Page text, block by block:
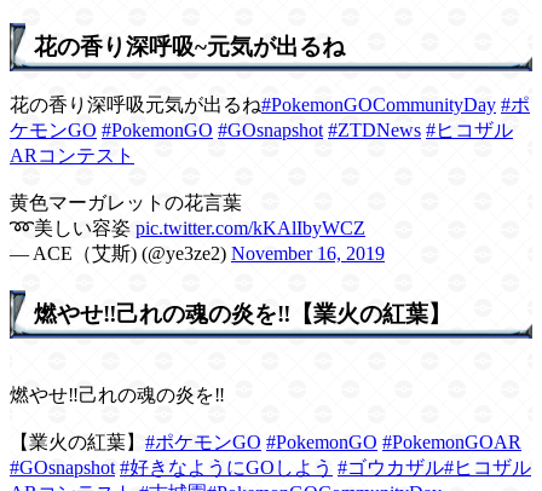
花の香り深呼吸~元気が出るね
花の香り深呼吸元気が出るね#PokemonGOCommunityDay #ポ
ケモンGO #PokemonGO #GOsnapshot #ZTDNews #ヒコザル
ARコンテスト
黄色マーガレットの花言葉
➿美しい容姿 pic.twitter.com/kKAlIbyWCZ
— ACE（艾斯) (@ye3ze2) November 16, 2019
燃やせ‼️己れの魂の炎を‼️【業火の紅葉】
燃やせ‼️己れの魂の炎を‼️
【業火の紅葉】 #ポケモンGO #PokemonGO #PokemonGOAR
#GOsnapshot #好きなようにGOしよう #ゴウカザル#ヒコザル